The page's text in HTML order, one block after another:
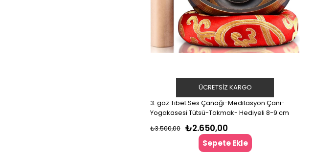
3. göz Tibet Ses Çanağı-Meditasyon Çanı-
Yogakasesi Tütsü-Tokmak- Hediyeli 8-9 cm
₺2.650,00
₺3.500,00
Sepete Ekle
ÜCRETSIZ KARGO